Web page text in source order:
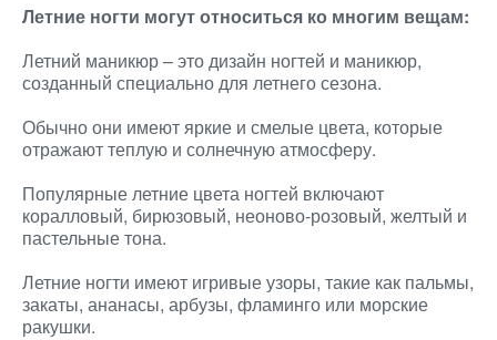
Летние ногти могут относиться ко многим вещам:
Летний маникюр – это дизайн ногтей и маникюр,
созданный специально для летнего сезона.
Обычно они имеют яркие и смелые цвета, которые
отражают теплую и солнечную атмосферу.
Популярные летние цвета ногтей включают
коралловый, бирюзовый, неоново-розовый, желтый и
пастельные тона.
Летние ногти имеют игривые узоры, такие как пальмы,
закаты, ананасы, арбузы, фламинго или морские
ракушки.